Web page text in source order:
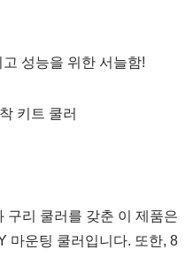
성능을 위한 서늘함!
키트 쿨러
구리 쿨러를 갖춘 이 제품은
마운팅 쿨러입니다. 또한, 8